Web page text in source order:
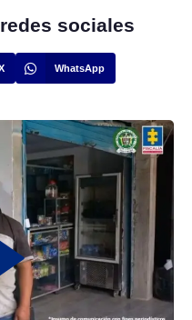
sociales
WhatsApp